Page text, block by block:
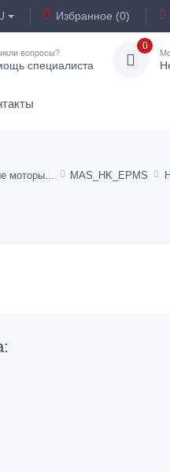
Избранное (0)
вопросы?
специалиста
0
моторы MAS_HK_EPMS